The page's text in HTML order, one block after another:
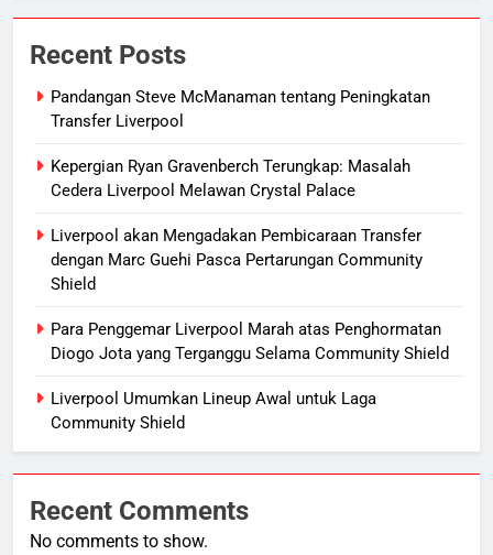
Recent Posts
Pandangan Steve McManaman tentang Peningkatan
Transfer Liverpool
Kepergian Ryan Gravenberch Terungkap: Masalah
Cedera Liverpool Melawan Crystal Palace
Liverpool akan Mengadakan Pembicaraan Transfer
dengan Marc Guehi Pasca Pertarungan Community
Shield
Para Penggemar Liverpool Marah atas Penghormatan
Diogo Jota yang Terganggu Selama Community Shield
Liverpool Umumkan Lineup Awal untuk Laga
Community Shield
Recent Comments
No comments to show.